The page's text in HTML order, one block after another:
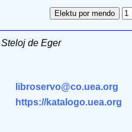
Steloj de Eger
libroservo@co.uea.org
https://katalogo.uea.org